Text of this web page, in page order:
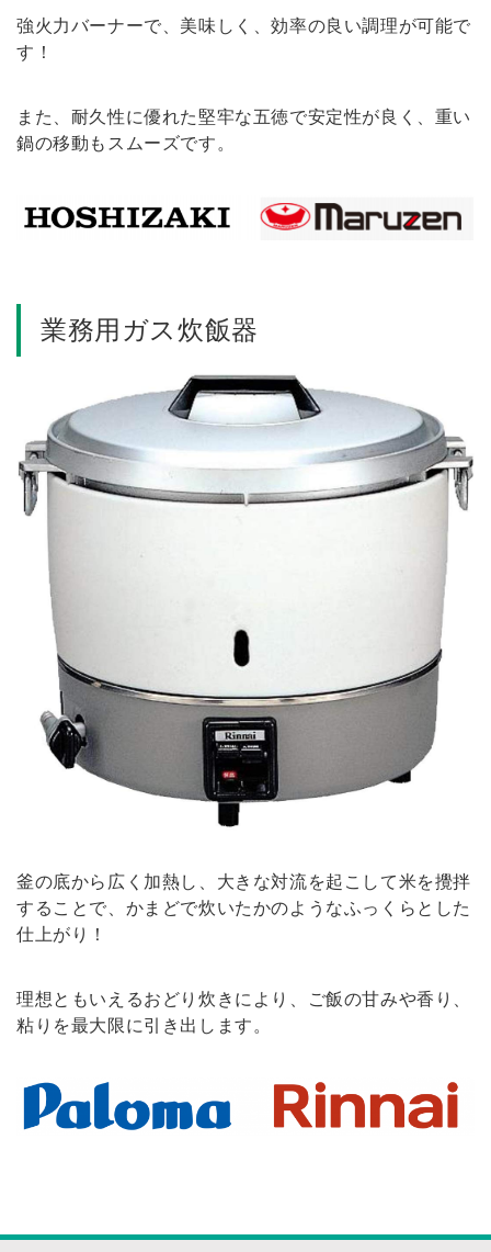
強火力バーナーで、美味しく、効率の良い調理が可能で
す！
また、耐久性に優れた堅牢な五徳で安定性が良く、重い
鍋の移動もスムーズです。
業務用ガス炊飯器
釜の底から広く加熱し、大きな対流を起こして米を攪拌
することで、かまどで炊いたかのようなふっくらとした
仕上がり！
理想ともいえるおどり炊きにより、ご飯の甘みや香り、
粘りを最大限に引き出します。